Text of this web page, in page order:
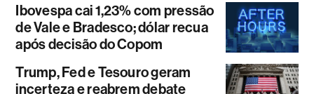
Ibovespa cai 1,23% com pressão
de Vale e Bradesco; dólar recua
após decisão do Copom
Trump, Fed e Tesouro geram
incerteza e reabrem debate